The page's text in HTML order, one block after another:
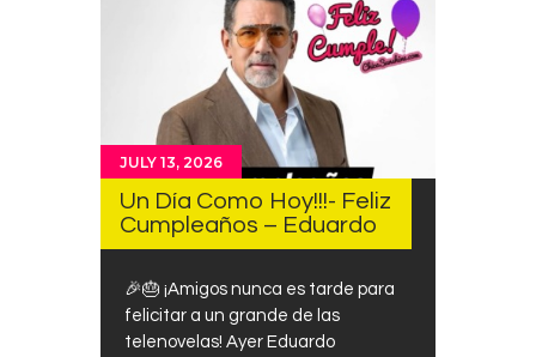
JULY 13, 2026
Un Día Como Hoy!!!- Feliz
Cumpleaños – Eduardo
🎉🎂 ¡Amigos nunca es tarde para
felicitar a un grande de las
telenovelas! Ayer Eduardo